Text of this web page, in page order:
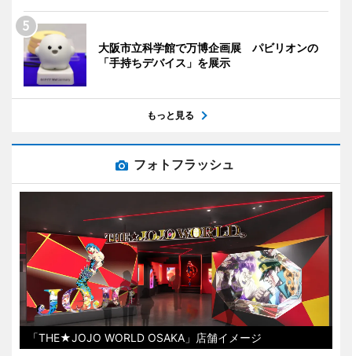
大阪市立科学館で万博企画展 パビリオンの
「手持ちデバイス」を展示
もっと見る
フォトフラッシュ
「THE★JOJO WORLD OSAKA」店舗イメージ